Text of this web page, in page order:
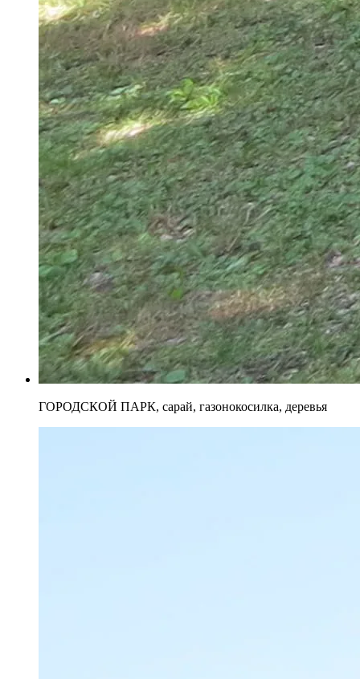
ГОРОДСКОЙ ПАРК, сарай, газонокосилка, деревья